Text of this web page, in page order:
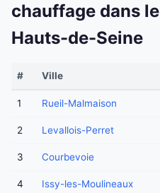
chauffage dans
Hauts-de-Seine
# Ville
1 Rueil-Malmaison
2 Levallois-Perret
3 Courbevoie
4 Issy-les-Moulineaux